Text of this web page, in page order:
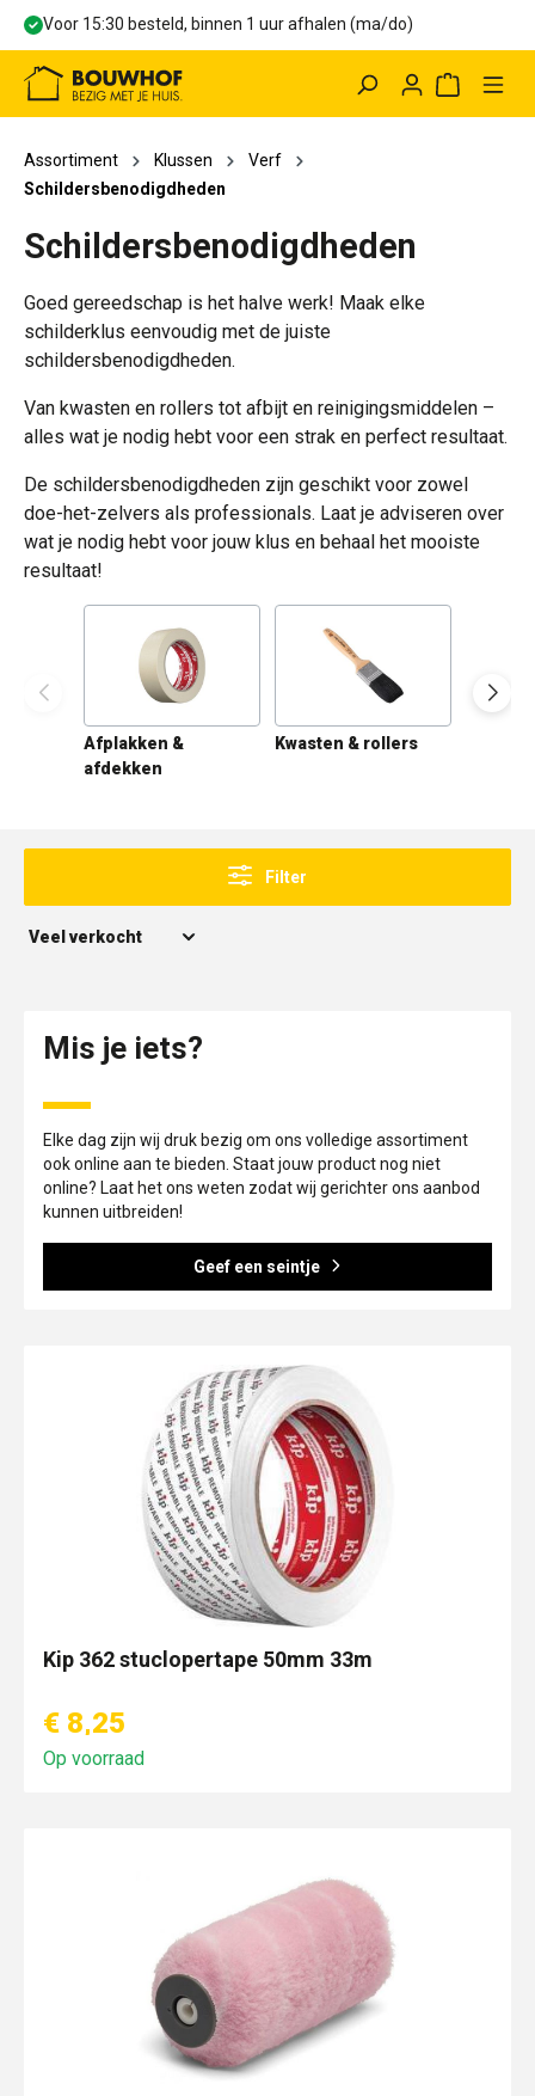
Voor 15:30 besteld, binnen 1 uur afhalen (ma/do)
Assortiment Klussen
Verf
Schildersbenodigdheden
Schildersbenodigdheden
Goed gereedschap is het halve werk! Maak elke
schilderklus eenvoudig met de juiste
schildersbenodigdheden.
Van kwasten en rollers tot afbijt en reinigingsmiddelen –
alles wat je nodig hebt voor een strak en perfect resultaat.
De schildersbenodigdheden zijn geschikt voor zowel
doe-het-zelvers als professionals. Laat je adviseren over
wat je nodig hebt voor jouw klus en behaal het mooiste
resultaat!
Afplakken &
afdekken
Kwasten & rollers
Filter
Mis je iets?
Elke dag zijn wij druk bezig om ons volledige assortiment
ook online aan te bieden. Staat jouw product nog niet
online? Laat het ons weten zodat wij gerichter ons aanbod
kunnen uitbreiden!
Geef een seintje
Kip 362 stuclopertape 50mm 33m
€ 8,25
Op voorraad